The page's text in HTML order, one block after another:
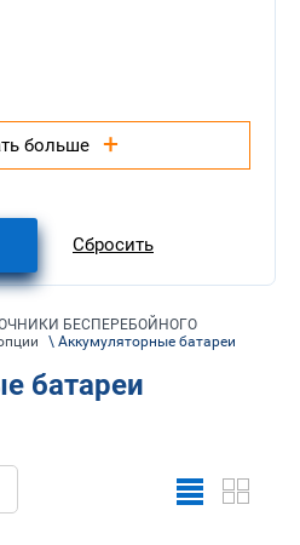
больше +
Сбросить
БЕСПЕРЕБОЙНОГО
\ Аккумуляторные батареи
батареи